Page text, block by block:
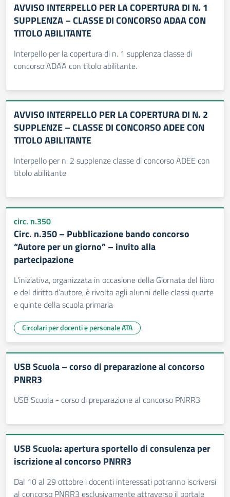
AVVISO INTERPELLO PER LA COPERTURA DI N. 1
SUPPLENZA – CLASSE DI CONCORSO ADAA CON
TITOLO ABILITANTE
Interpello per la copertura di n. 1 supplenza classe di
concorso ADAA con titolo abilitante.
AVVISO INTERPELLO PER LA COPERTURA DI N. 2
SUPPLENZE – CLASSE DI CONCORSO ADEE CON
TITOLO ABILITANTE
Interpello per n. 2 supplenze classe di concorso ADEE con
titolo abilitante
circ. n.350
Circ. n.350 – Pubblicazione bando concorso
“Autore per un giorno” – invito alla
partecipazione
L’iniziativa, organizzata in occasione della Giornata del libro
e del diritto d’autore, è rivolta agli alunni delle classi quarte
e quinte della scuola primaria
Circolari per docenti e personale ATA
USB Scuola – corso di preparazione al concorso
PNRR3
USB Scuola - corso di preparazione al concorso PNRR3
USB Scuola: apertura sportello di consulenza per
iscrizione al concorso PNRR3
Dal 10 al 29 ottobre i docenti interessati potranno iscriversi
al concorso PNRR3 esclusivamente attraverso il portale